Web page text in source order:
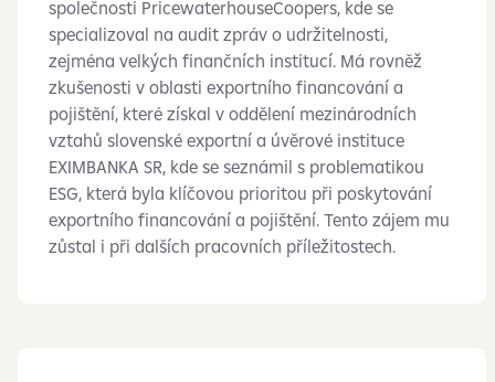
společnosti PricewaterhouseCoopers, kde se
specializoval na audit zpráv o udržitelnosti,
zejména velkých finančních institucí. Má rovněž
zkušenosti v oblasti exportního financování a
pojištění, které získal v oddělení mezinárodních
vztahů slovenské exportní a úvěrové instituce
EXIMBANKA SR, kde se seznámil s problematikou
ESG, která byla klíčovou prioritou při poskytování
exportního financování a pojištění. Tento zájem mu
zůstal i při dalších pracovních příležitostech.